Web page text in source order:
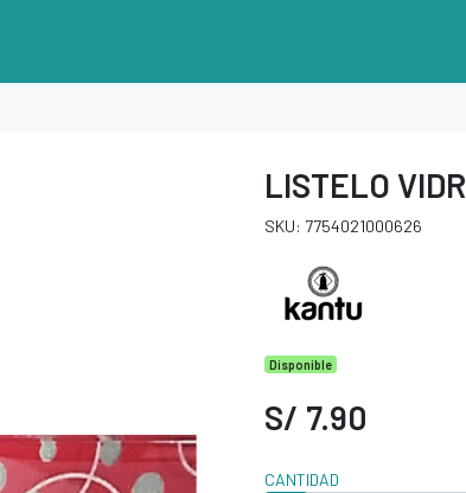
LISTELO
SKU: 7754021000626
Disponible
S/ 7.90
CANTIDAD